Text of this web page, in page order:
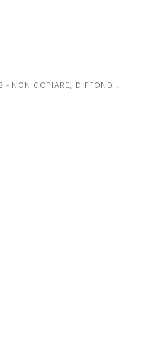
- NON COPIARE, DIFFONDI!